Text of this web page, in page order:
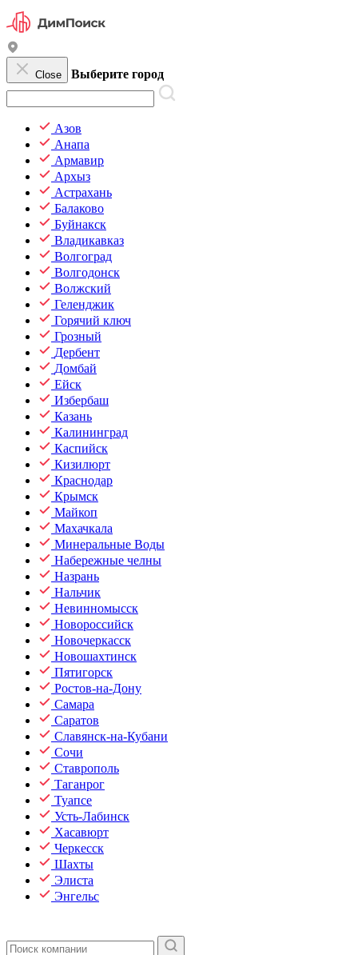
Close Выберите город
Азов
Анапа
Армавир
Архыз
Астрахань
Балаково
Буйнакск
Владикавказ
Волгоград
Волгодонск
Волжский
Геленджик
Горячий ключ
Грозный
Дербент
Домбай
Ейск
Избербаш
Казань
Калининград
Каспийск
Кизилюрт
Краснодар
Крымск
Майкоп
Махачкала
Минеральные Воды
Набережные челны
Назрань
Нальчик
Невинномысск
Новороссийск
Новочеркасск
Новошахтинск
Пятигорск
Ростов-на-Дону
Самара
Саратов
Славянск-на-Кубани
Сочи
Ставрополь
Таганрог
Туапсе
Усть-Лабинск
Хасавюрт
Черкесск
Шахты
Элиста
Энгельс